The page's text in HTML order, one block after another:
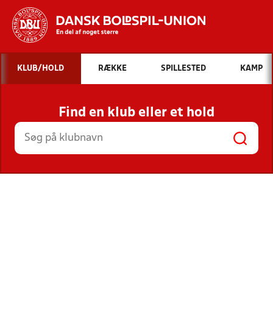
Hvad vil du søge efter?
INDHOLD OG NYHEDER
STILLINGER, RESULTATER, KLUBBER OG
HOLD
KLUB/HOLD RÆKKE SPILLESTED KAMP
Find en klub eller et hold